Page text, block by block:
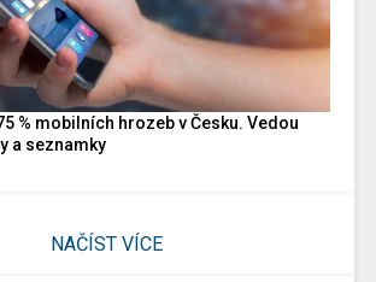
% mobilních hrozeb v Česku. Vedou
a seznamky
NAČÍST VÍCE